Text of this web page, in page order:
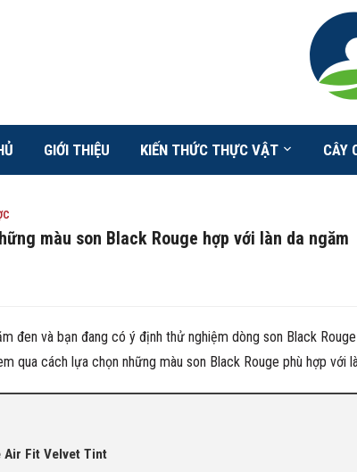
GIỚI THIỆU KIẾN THỨC THỰC VẬT CÂY
màu son Black Rouge hợp với làn da ngăm
đen và bạn đang có ý định thử nghiệm dòng son Black
qua cách lựa chọn những màu son Black Rouge phù hợp với
Air Fit Velvet Tint